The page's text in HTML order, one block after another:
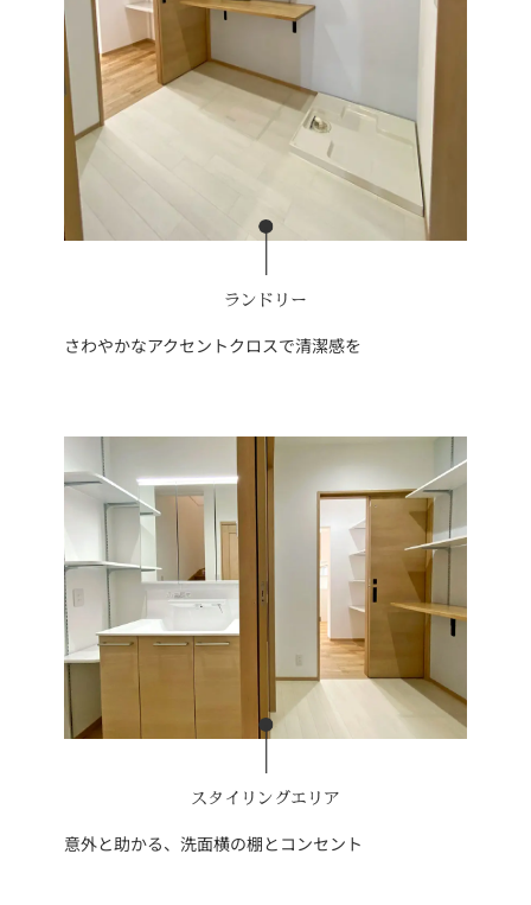
ランドリー
さわやかなアクセントクロスで清潔感を
スタイリングエリア
意外と助かる、洗面横の棚とコンセント